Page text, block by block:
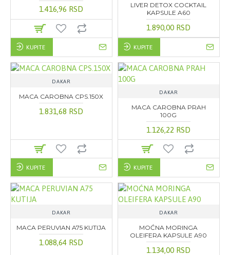
1.416,96 RSD
KUPITE
LIVER DETOX COCKTAIL
KAPSULE A60
1.890,00 RSD
KUPITE
DAKAR
MACA CAROBNA CPS.150X
1.831,68 RSD
KUPITE
DAKAR
MACA CAROBNA PRAH
100G
1.126,22 RSD
KUPITE
DAKAR
MACA PERUVIAN A75 KUTIJA
1.088,64 RSD
DAKAR
MOĆNA MORINGA
OLEIFERA KAPSULE A90
1.134,00 RSD